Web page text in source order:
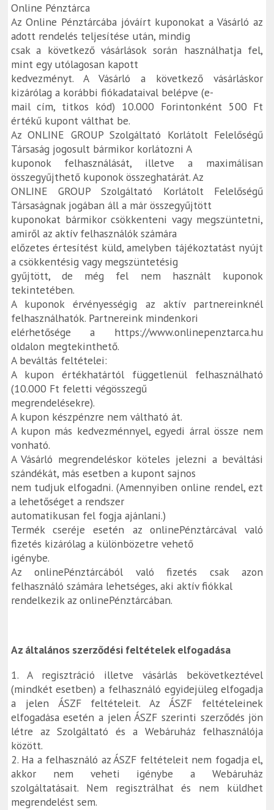
Online Pénztárca
Az Online Pénztárcába jóváírt kuponokat a Vásárló az
adott rendelés teljesítése után, mindig
csak a következő vásárlások során használhatja fel,
mint egy utólagosan kapott
kedvezményt. A Vásárló a következő vásárláskor
kizárólag a korábbi fiókadataival belépve (e-
mail cím, titkos kód) 10.000 Forintonként 500 Ft
értékű kupont válthat be.
Az ONLINE GROUP Szolgáltató Korlátolt Felelőségű
Társaság jogosult bármikor korlátozni A
kuponok felhasználását, illetve a maximálisan
összegyűjthető kuponok összeghatárát. Az
ONLINE GROUP Szolgáltató Korlátolt Felelőségű
Társaságnak jogában áll a már összegyűjtött
kuponokat bármikor csökkenteni vagy megszüntetni,
amiről az aktív felhasználók számára
előzetes értesítést küld, amelyben tájékoztatást nyújt
a csökkentésig vagy megszüntetésig
gyűjtött, de még fel nem használt kuponok
tekintetében.
A kuponok érvényességig az aktív partnereinknél
felhasználhatók. Partnereink mindenkori
elérhetősége a https://www.onlinepenztarca.hu
oldalon megtekinthető.
A beváltás feltételei:
A kupon értékhatártól függetlenül felhasználható
(10.000 Ft feletti végösszegű
megrendelésekre).
A kupon készpénzre nem váltható át.
A kupon más kedvezménnyel, egyedi árral össze nem
vonható.
A Vásárló megrendeléskor köteles jelezni a beváltási
szándékát, más esetben a kupont sajnos
nem tudjuk elfogadni. (Amennyiben online rendel, ezt
a lehetőséget a rendszer
automatikusan fel fogja ajánlani.)
Termék cseréje esetén az onlinePénztárcával való
fizetés kizárólag a különbözetre vehető
igénybe.
Az onlinePénztárcából való fizetés csak azon
felhasználó számára lehetséges, aki aktív fiókkal
rendelkezik az onlinePénztárcában.
Az általános szerződési feltételek elfogadása
1. A regisztráció illetve vásárlás bekövetkeztével
(mindkét esetben) a felhasználó egyidejüleg elfogadja
a jelen ÁSZF feltételeit. Az ÁSZF feltételeinek
elfogadása esetén a jelen ÁSZF szerinti szerződés jön
létre az Szolgáltató és a Webáruház felhasználója
között.
2. Ha a felhasználó az ÁSZF feltételeit nem fogadja el,
akkor nem veheti igénybe a Webáruház
szolgáltatásait. Nem regisztrálhat és nem küldhet
megrendelést sem.